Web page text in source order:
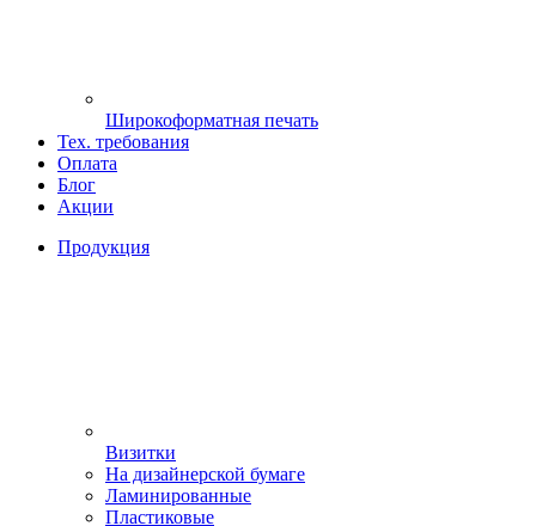
Широкоформатная печать
Тех. требования
Оплата
Блог
Акции
Продукция
Визитки
На дизайнерской бумаге
Ламинированные
Пластиковые